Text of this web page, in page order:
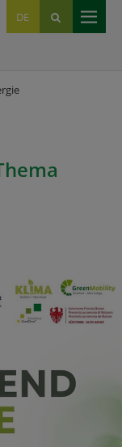
DE
IT
EN